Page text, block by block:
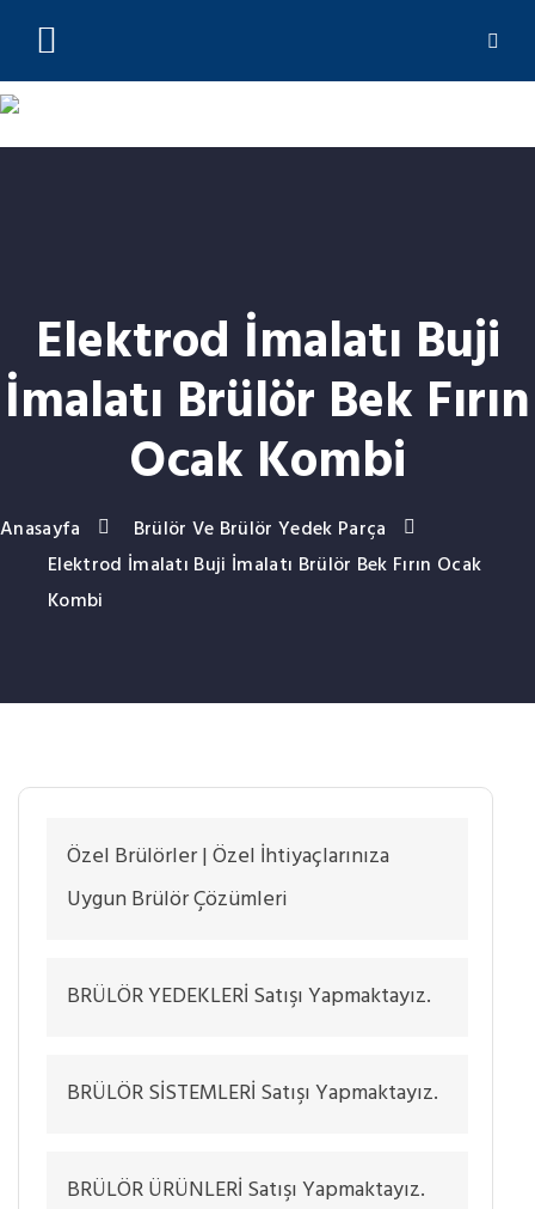
Elektrod İmalatı Buji
İmalatı Brülör Bek Fırın
Ocak Kombi
Anasayfa
Brülör Ve Brülör Yedek Parça
Elektrod İmalatı Buji İmalatı Brülör Bek Fırın Ocak
Kombi
Özel Brülörler | Özel İhtiyaçlarınıza
Uygun Brülör Çözümleri
BRÜLÖR YEDEKLERİ Satışı Yapmaktayız.
BRÜLÖR SİSTEMLERİ Satışı Yapmaktayız.
BRÜLÖR ÜRÜNLERİ Satışı Yapmaktayız.